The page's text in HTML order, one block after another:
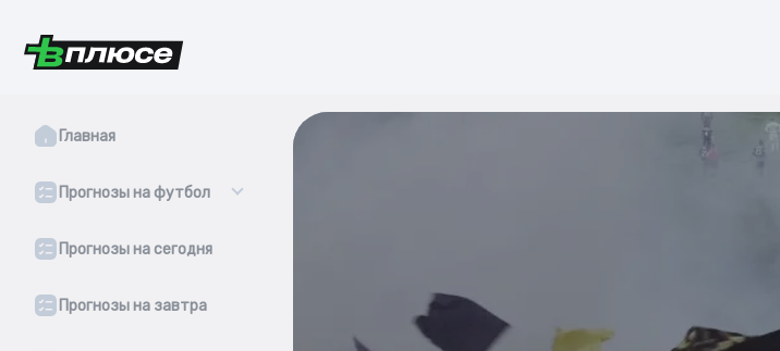
Главная
Прогнозы на футбол
Прогнозы на сегодня
Прогнозы на завтра